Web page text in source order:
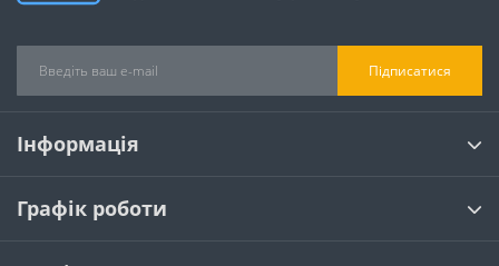
Підписатися
Інформація
Графік роботи